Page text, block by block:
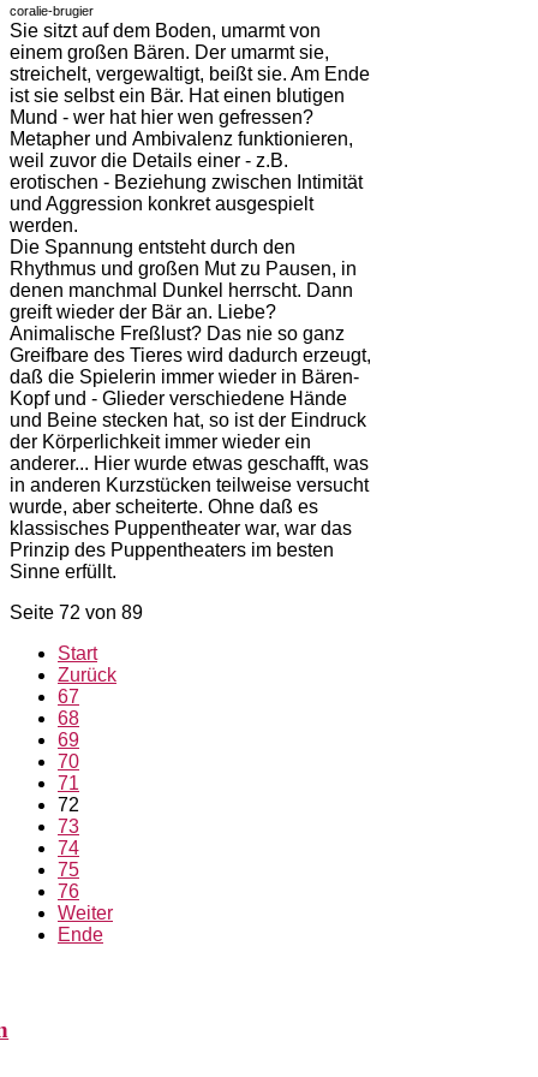
coralie-brugier
Sie sitzt auf dem Boden, umarmt von
einem großen Bären. Der umarmt sie,
streichelt, vergewaltigt, beißt sie. Am Ende
ist sie selbst ein Bär. Hat einen blutigen
Mund - wer hat hier wen gefressen?
Metapher und Ambivalenz funktionieren,
weil zuvor die Details einer - z.B.
erotischen - Beziehung zwischen Intimität
und Aggression konkret ausgespielt
werden.
Die Spannung entsteht durch den
Rhythmus und großen Mut zu Pausen, in
denen manchmal Dunkel herrscht. Dann
greift wieder der Bär an. Liebe?
Animalische Freßlust? Das nie so ganz
Greifbare des Tieres wird dadurch erzeugt,
daß die Spielerin immer wieder in Bären-
Kopf und - Glieder verschiedene Hände
und Beine stecken hat, so ist der Eindruck
der Körperlichkeit immer wieder ein
anderer... Hier wurde etwas geschafft, was
in anderen Kurzstücken teilweise versucht
wurde, aber scheiterte. Ohne daß es
klassisches Puppentheater war, war das
Prinzip des Puppentheaters im besten
Sinne erfüllt.
Seite 72 von 89
Start
Zurück
67
68
69
70
71
72
73
74
75
76
Weiter
Ende